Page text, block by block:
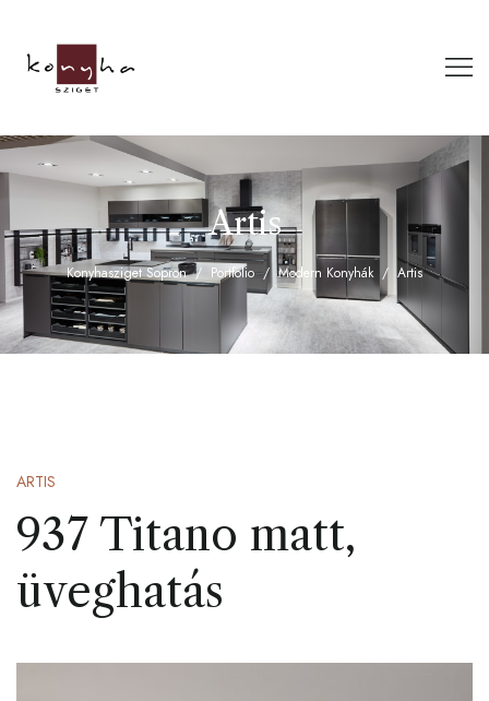
Artis
Konyhasziget Sopron Portfolio Modern Konyhák Artis
ARTIS
937 Titano matt,
üveghatás